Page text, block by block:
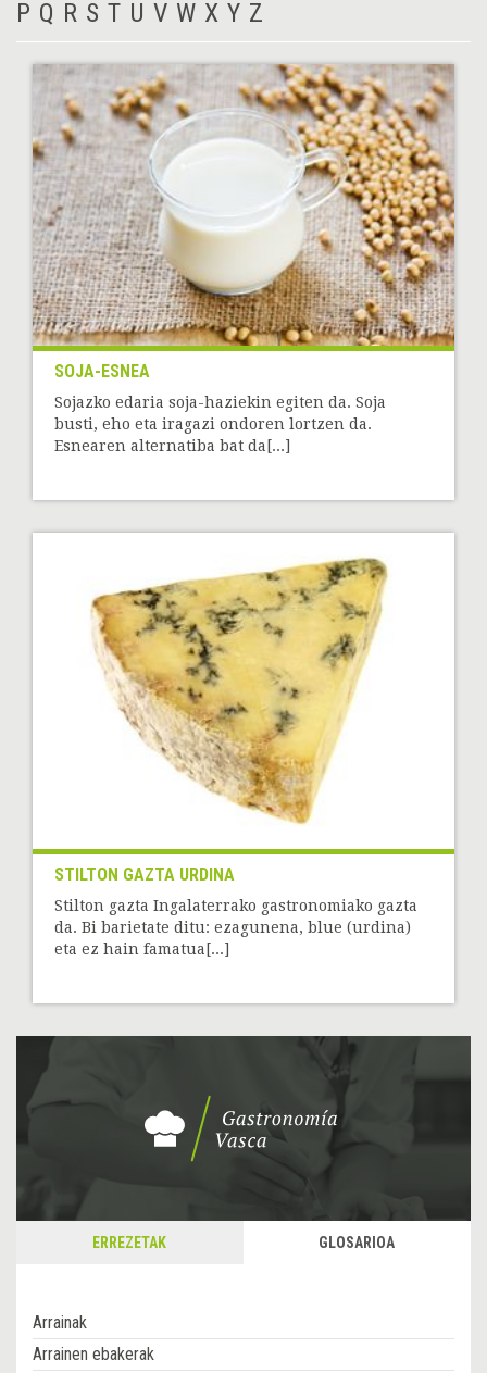
P Q R S T U V W X Y Z
SOJA-ESNEA
Sojazko edaria soja-haziekin egiten da. Soja
busti, eho eta iragazi ondoren lortzen da.
Esnearen alternatiba bat da[...]
STILTON GAZTA URDINA
Stilton gazta Ingalaterrako gastronomiako gazta
da. Bi barietate ditu: ezagunena, blue (urdina)
eta ez hain famatua[...]
ERREZETAK GLOSARIOA
Arrainak
Arrainen ebakerak